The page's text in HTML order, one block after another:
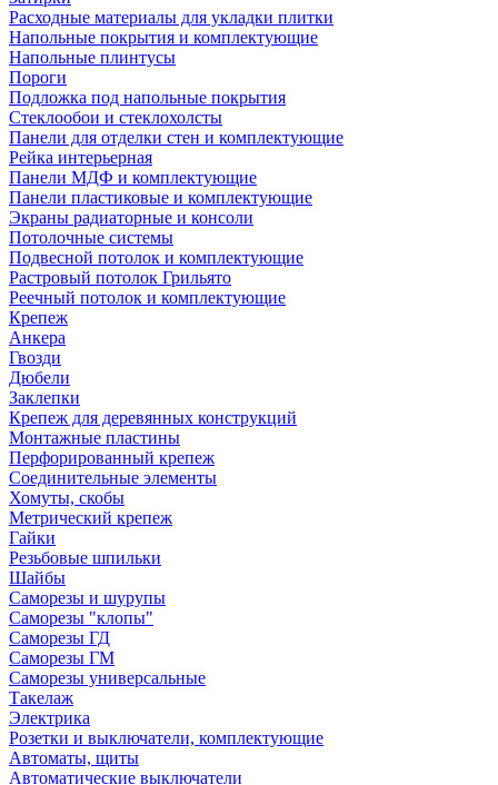
Расходные материалы для укладки плитки
Напольные покрытия и комплектующие
Напольные плинтусы
Пороги
Подложка под напольные покрытия
Стеклообои и стеклохолсты
Панели для отделки стен и комплектующие
Рейка интерьерная
Панели МДФ и комплектующие
Панели пластиковые и комплектующие
Экраны радиаторные и консоли
Потолочные системы
Подвесной потолок и комплектующие
Растровый потолок Грильято
Реечный потолок и комплектующие
Крепеж
Анкера
Гвозди
Дюбели
Заклепки
Крепеж для деревянных конструкций
Монтажные пластины
Перфорированный крепеж
Соединительные элементы
Хомуты, скобы
Метрический крепеж
Гайки
Резьбовые шпильки
Шайбы
Саморезы и шурупы
Саморезы "клопы"
Саморезы ГД
Саморезы ГМ
Саморезы универсальные
Такелаж
Электрика
Розетки и выключатели, комплектующие
Автоматы, щиты
Автоматические выключатели